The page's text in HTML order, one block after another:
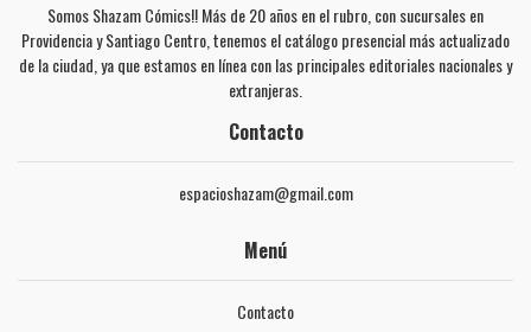
Somos Shazam Cómics!! Más de 20 años en el rubro, con sucursales en
Providencia y Santiago Centro, tenemos el catálogo presencial más actualizado
de la ciudad, ya que estamos en línea con las principales editoriales nacionales y
extranjeras.
Contacto
espacioshazam@gmail.com
Menú
Contacto